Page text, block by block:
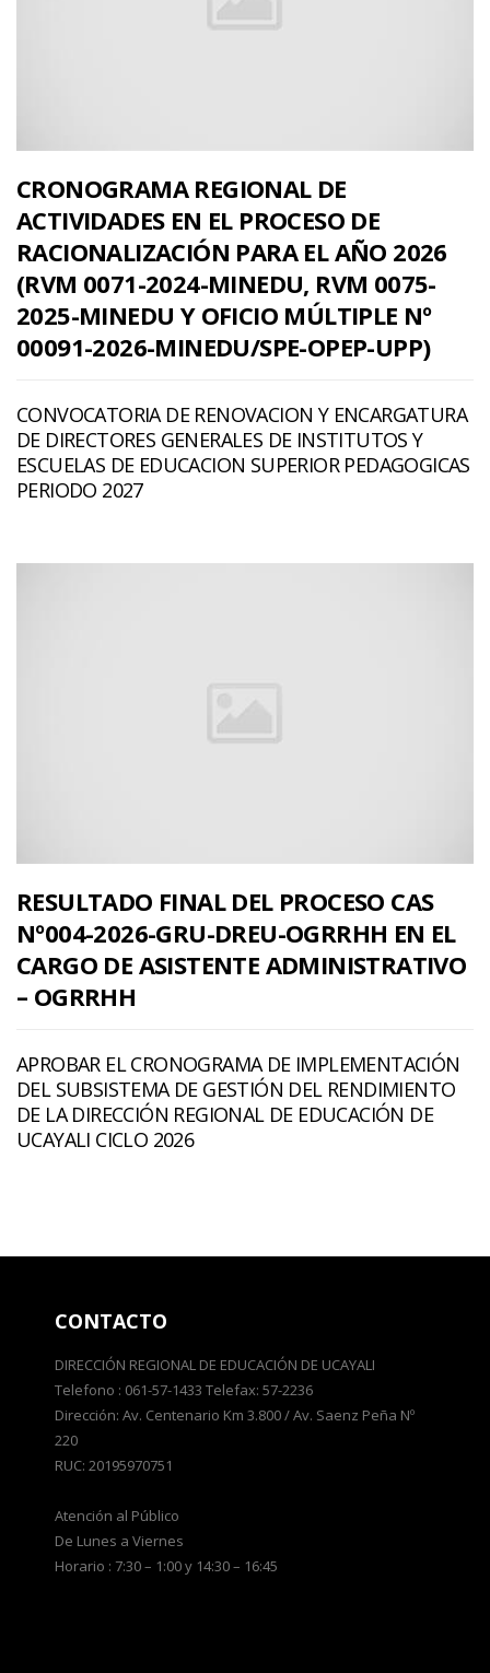
CRONOGRAMA REGIONAL DE
ACTIVIDADES EN EL PROCESO DE
RACIONALIZACIÓN PARA EL AÑO 2026
(RVM 0071-2024-MINEDU, RVM 0075-
2025-MINEDU Y OFICIO MÚLTIPLE Nº
00091-2026-MINEDU/SPE-OPEP-UPP)
CONVOCATORIA DE RENOVACION Y ENCARGATURA
DE DIRECTORES GENERALES DE INSTITUTOS Y
ESCUELAS DE EDUCACION SUPERIOR PEDAGOGICAS
PERIODO 2027
RESULTADO FINAL DEL PROCESO CAS
Nº004-2026-GRU-DREU-OGRRHH EN EL
CARGO DE ASISTENTE ADMINISTRATIVO
– OGRRHH
APROBAR EL CRONOGRAMA DE IMPLEMENTACIÓN
DEL SUBSISTEMA DE GESTIÓN DEL RENDIMIENTO
DE LA DIRECCIÓN REGIONAL DE EDUCACIÓN DE
UCAYALI CICLO 2026
CONTACTO
DIRECCIÓN REGIONAL DE EDUCACIÓN DE UCAYALI
Telefono : 061-57-1433 Telefax: 57-2236
Dirección: Av. Centenario Km 3.800 / Av. Saenz Peña Nº
220
RUC: 20195970751
Atención al Público
De Lunes a Viernes
Horario : 7:30 – 1:00 y 14:30 – 16:45